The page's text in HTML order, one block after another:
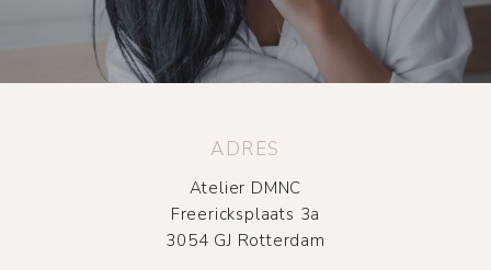
ADRES
Atelier DMNC
Freericksplaats 3a
3054 GJ Rotterdam